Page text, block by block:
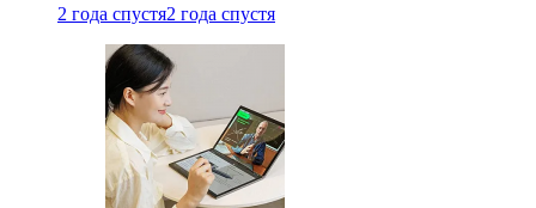
2 года спустя2 года спустя